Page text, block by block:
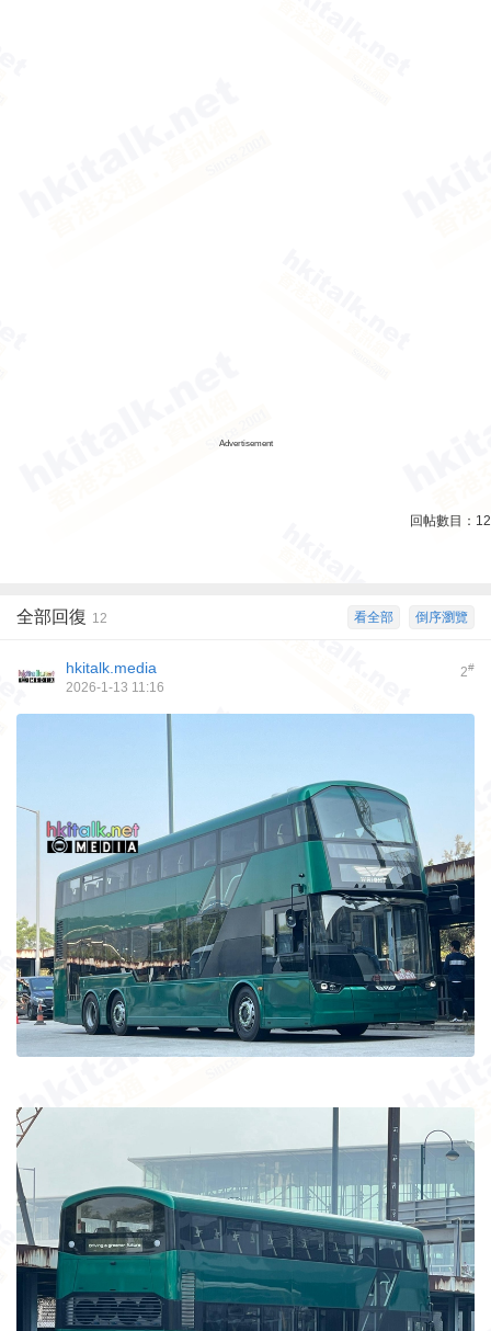
Advertisement
回帖數目： 12
倒序瀏覽
看全部
全部回復 12
2#
hkitalk.media
2026-1-13 11:16